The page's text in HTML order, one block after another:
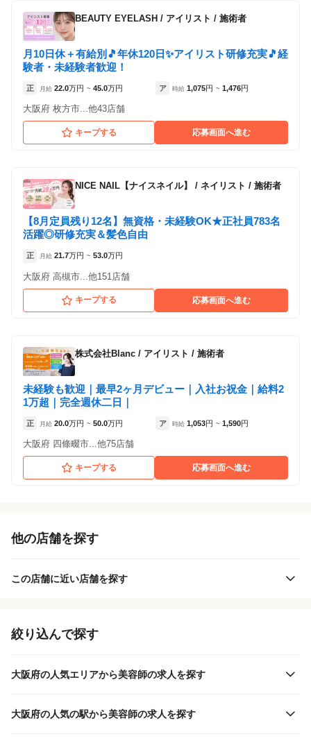
BEAUTY EYELASH / アイリスト / 施術者
月10日休＋有給別🎵年休120日✨アイリスト研修充実🎵経
験者・未経験者歓迎！
正 月給 22.0万円 ~ 45.0万円 ア 時給 1,075円 ~ 1,476円
大阪府 枚方市...他43店舗
キープする 応募画面へ進む
NICE NAIL【ナイスネイル】 / ネイリスト / 施術者
【8月定員残り12名】無資格・未経験OK★正社員783名
活躍◎研修充実＆髪色自由
正 月給 21.7万円 ~ 53.0万円
大阪府 高槻市...他151店舗
キープする 応募画面へ進む
株式会社Blanc / アイリスト / 施術者
未経験も歓迎｜最早2ヶ月デビュー｜入社お祝金｜給料2
1万超｜完全週休二日｜
正 月給 20.0万円 ~ 50.0万円 ア 時給 1,053円 ~ 1,590円
大阪府 四條畷市...他75店舗
キープする 応募画面へ進む
他の店舗を探す
この店舗に近い店舗を探す
絞り込んで探す
大阪府の人気エリアから美容師の求人を探す
大阪府の人気の駅から美容師の求人を探す